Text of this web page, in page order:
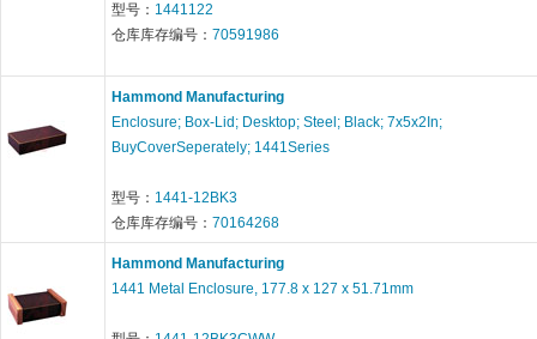
型号： 1441122
仓库库存编号： 70591986
Hammond Manufacturing
Enclosure; Box-Lid; Desktop; Steel; Black; 7x5x2In;
BuyCoverSeperately; 1441Series
型号： 1441-12BK3
仓库库存编号： 70164268
Hammond Manufacturing
1441 Metal Enclosure, 177.8 x 127 x 51.71mm